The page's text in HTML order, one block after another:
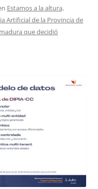
Estamos a la altura,
Artificial de la Provincia de
que decidió